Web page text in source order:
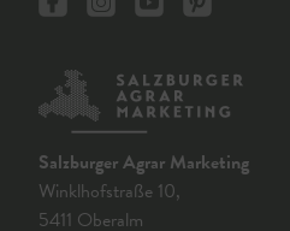
Salzburger Agrar Marketing
Winklhofstraße 10,
5411 Oberalm